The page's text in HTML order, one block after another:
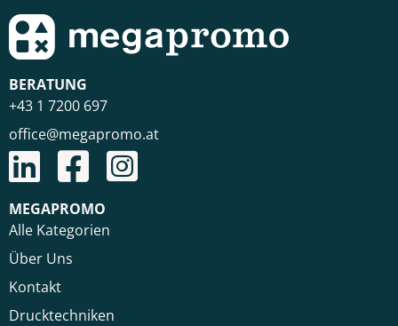
BERATUNG
+43 1 7200 697
office@megapromo.at
MEGAPROMO
Alle Kategorien
Über Uns
Kontakt
Drucktechniken